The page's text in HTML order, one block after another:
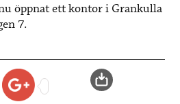
öppnat ett kontor i Grankulla
7.